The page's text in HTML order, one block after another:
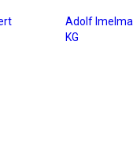
Adolf
KG